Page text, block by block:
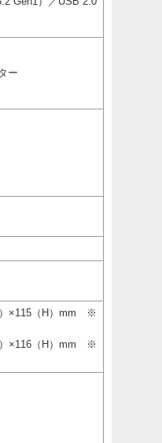
ー
）×115（H）mm ※
）×116（H）mm ※